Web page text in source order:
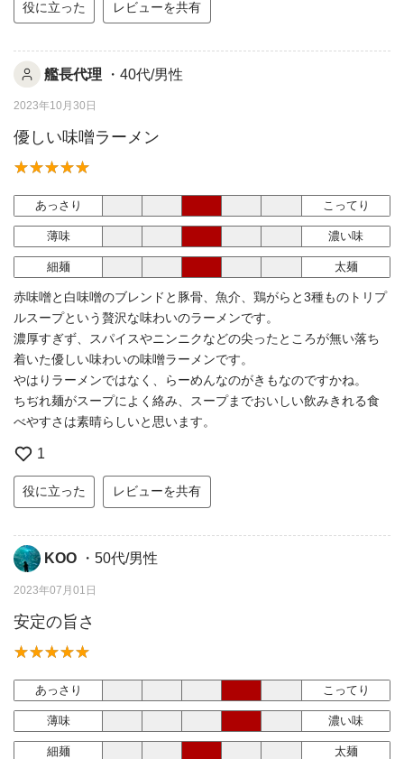
役に立った レビューを共有
艦長代理 ・40代/男性
2023年10月30日
優しい味噌ラーメン
あっさり こってり
薄味 濃い味
細麺 太麺
赤味噌と白味噌のブレンドと豚骨、魚介、鶏がらと3種ものトリプ
ルスープという贅沢な味わいのラーメンです。
濃厚すぎず、スパイスやニンニクなどの尖ったところが無い落ち
着いた優しい味わいの味噌ラーメンです。
やはりラーメンではなく、らーめんなのがきもなのですかね。
ちぢれ麺がスープによく絡み、スープまでおいしい飲みきれる食
べやすさは素晴らしいと思います。
1
役に立った レビューを共有
KOO ・50代/男性
2023年07月01日
安定の旨さ
あっさり こってり
薄味 濃い味
細麺 太麺